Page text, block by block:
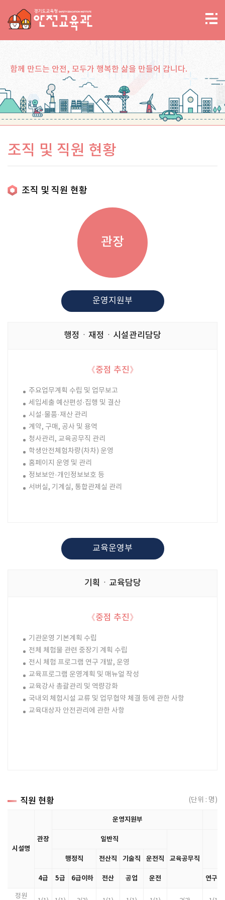
함께 만드는 안전, 모두가 행복한 삶을 만들어 갑니다.
조직 및 직원 현황
조직 및 직원 현황
관장
운영지원부
행정ㆍ재정ㆍ시설관리담당
《중점 추진》
주요업무계획 수립 및 업무보고
세입세출 예산편성·집행 및 결산
시설·물품·재산 관리
계약, 구매, 공사 및 용역
청사관리, 교육공무직 관리
학생안전체험차량(차차) 운영
홈페이지 운영 및 관리
정보보안·개인정보보호 등
서버실, 기계실, 통합관제실 관리
교육운영부
기획ㆍ교육담당
《중점 추진》
기관운영 기본계획 수립
전체 체험물 관련 중장기 계획 수립
전시 체험 프로그램 연구 개발, 운영
교육프로그램 운영계획 및 매뉴얼 작성
교육강사 총괄관리 및 역량강화
국내외 체험시설 교류 및 업무협약 체결 등에 관한 사항
교육대상자 안전관리에 관한 사항
직원 현황 (단위 : 명)
시설명
관장
운영지원부
일반직
교육공무직
행정직
전산직 기술직 운전직
4급 5급 6급이하 전산 공업 운전 연구관
정원